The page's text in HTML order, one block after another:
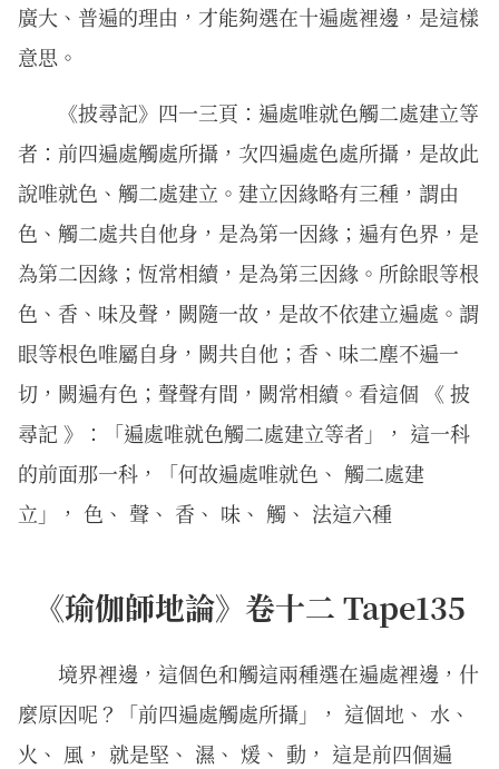
廣大、普遍的理由，才能夠選在十遍處裡邊，是這樣
意思。
《披尋記》四一三頁：遍處唯就色觸二處建立等
者：前四遍處觸處所攝，次四遍處色處所攝，是故此
說唯就色、觸二處建立。建立因緣略有三種，謂由
色、觸二處共自他身，是為第一因緣；遍有色界，是
為第二因緣；恆常相續，是為第三因緣。所餘眼等根
色、香、味及聲，闕隨一故，是故不依建立遍處。謂
眼等根色唯屬自身，闕共自他；香、味二塵不遍一
切，闕遍有色；聲聲有間，闕常相續。看這個 《 披
尋記 》：「遍處唯就色觸二處建立等者」， 這一科
的前面那一科，「何故遍處唯就色、 觸二處建
立」， 色、 聲、 香、 味、 觸、 法這六種
《瑜伽師地論》卷十二 Tape135
境界裡邊，這個色和觸這兩種選在遍處裡邊，什
麼原因呢？「前四遍處觸處所攝」， 這個地、 水、
火、 風， 就是堅、 濕、 煖、 動， 這是前四個遍